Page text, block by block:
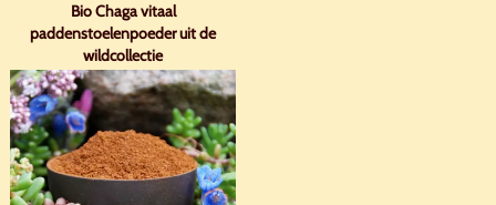
Bio Chaga vitaal
paddenstoelenpoeder uit de
wildcollectie